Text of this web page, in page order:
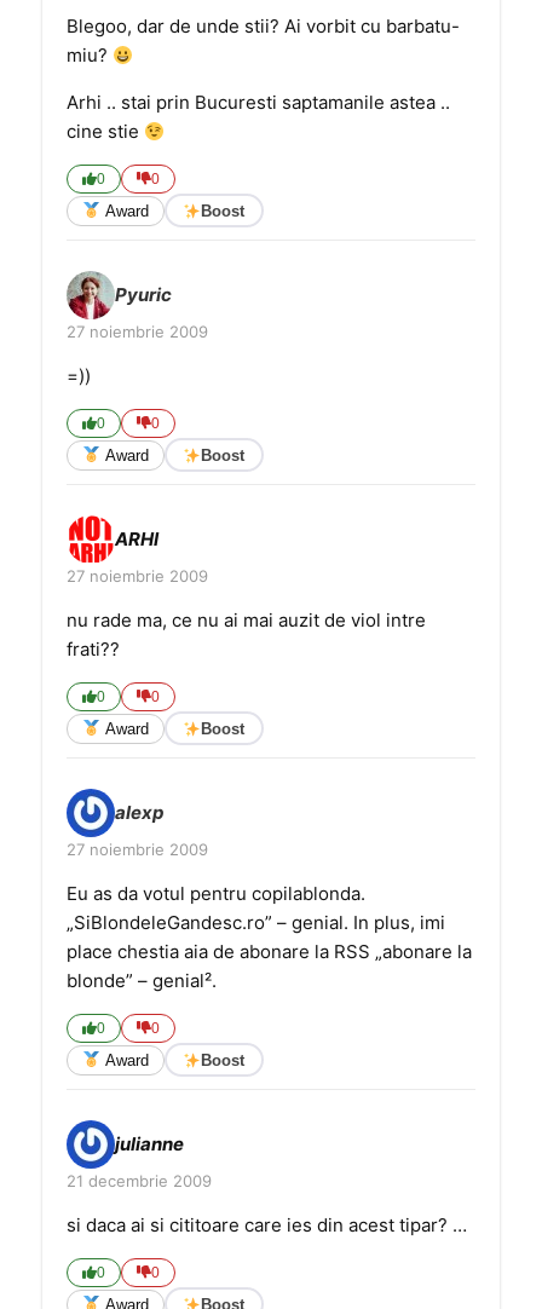
Blegoo, dar de unde stii? Ai vorbit cu barbatu-
miu?
Arhi .. stai prin Bucuresti saptamanile astea ..
cine stie
0 0
Award Boost
Pyuric
27 noiembrie 2009
=))
0 0
Award Boost
ARHI
27 noiembrie 2009
nu rade ma, ce nu ai mai auzit de viol intre
frati??
0 0
Award Boost
alexp
27 noiembrie 2009
Eu as da votul pentru copilablonda.
„SiBlondeleGandesc.ro” – genial. In plus, imi
place chestia aia de abonare la RSS „abonare la
blonde” – genial².
0 0
Award Boost
julianne
21 decembrie 2009
si daca ai si cititoare care ies din acest tipar? …
0 0
Award Boost